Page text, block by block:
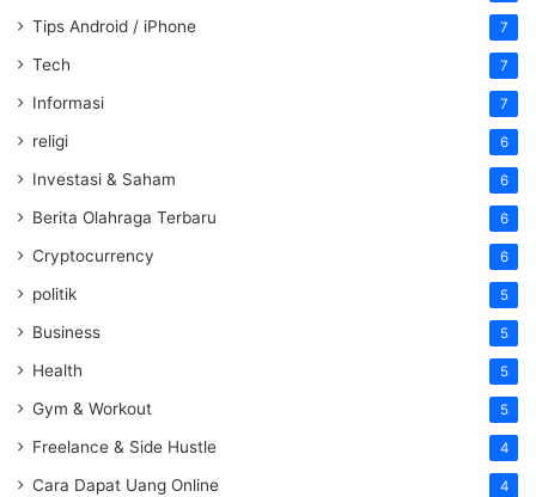
Tips Android / iPhone 7
Tech 7
Informasi 7
religi 6
Investasi & Saham 6
Berita Olahraga Terbaru 6
Cryptocurrency 6
politik 5
Business 5
Health 5
Gym & Workout 5
Freelance & Side Hustle 4
Cara Dapat Uang Online 4